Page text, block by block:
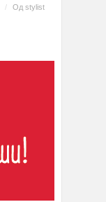
/ Од stylist